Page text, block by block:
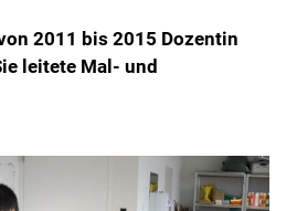
2011 bis 2015 Dozentin
leitete Mal- und